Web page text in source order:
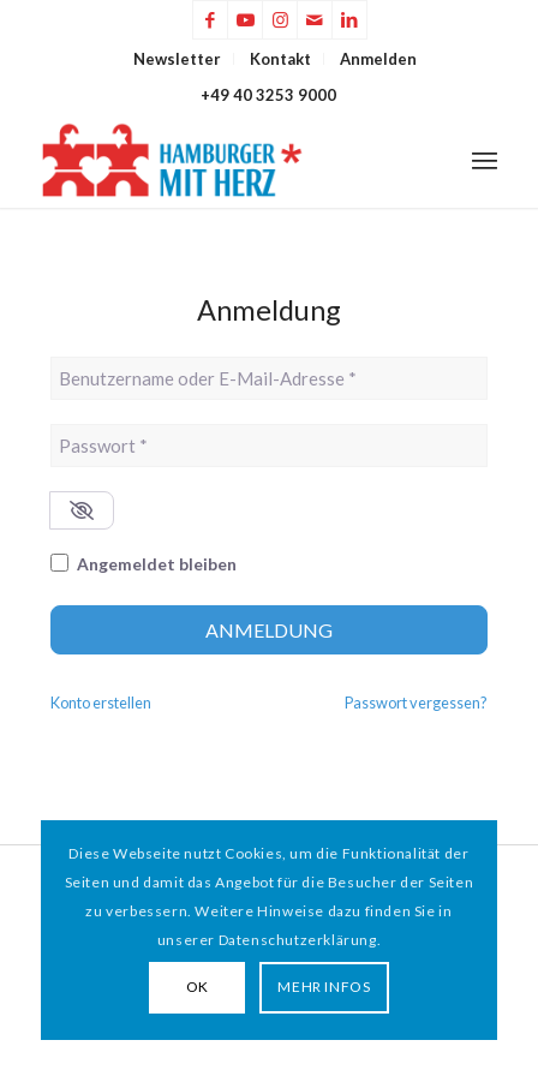
Newsletter Kontakt
Anmelden
+49 40 3253 9000
Anmeldung
Benutzername oder E-Mail-Adresse
Passwort *
Angemeldet bleiben
ANMELDUNG
Konto erstellen Passwort vergessen?
© 2026 HAMBURGER*MIT HERZ e.V. | WEBDESIGN BY WEBIGAMI
Diese Webseite nutzt Cookies, um die Funktionalität der
Seiten und damit das Angebot für die Besucher der Seiten
zu verbessern. Weitere Hinweise dazu finden Sie in
unserer Datenschutzerklärung.
OK MEHR INFOS